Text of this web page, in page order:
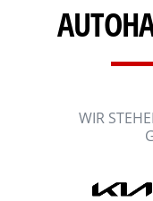
WIR